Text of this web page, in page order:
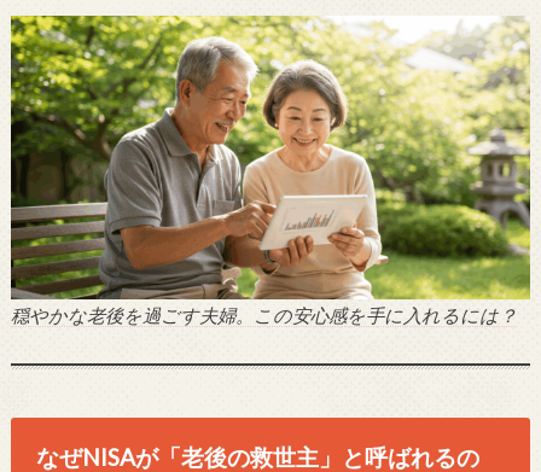
穏やかな老後を過ごす夫婦。この安心感を手に入れるには？
なぜNISAが「老後の救世主」と呼ばれるの